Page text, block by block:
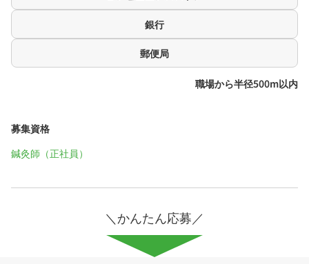
銀行
郵便局
職場から半径500m以内
募集資格
鍼灸師（正社員）
＼かんたん応募／